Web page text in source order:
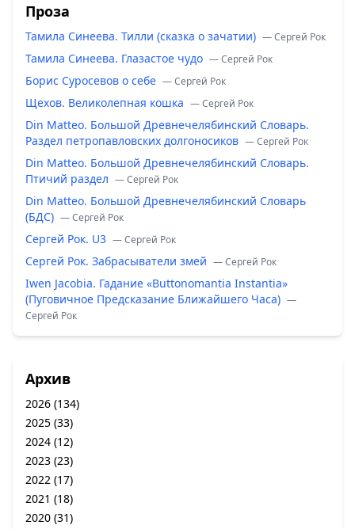
Проза
Тамила Синеева. Тилли (сказка о зачатии) — Сергей Рок
Тамила Синеева. Глазастое чудо — Сергей Рок
Борис Суросевов о себе — Сергей Рок
Щехов. Великолепная кошка — Сергей Рок
Din Matteo. Большой Древнечелябинский Словарь.
Раздел петропавловских долгоносиков — Сергей Рок
Din Matteo. Большой Древнечелябинский Словарь.
Птичий раздел — Сергей Рок
Din Matteo. Большой Древнечелябинский Словарь
(БДС) — Сергей Рок
Сергей Рок. U3 — Сергей Рок
Сергей Рок. Забрасыватели змей — Сергей Рок
Iwen Jacobia. Гадание «Buttonomantia Instantia»
(Пуговичное Предсказание Ближайшего Часа) —
Сергей Рок
Архив
2026 (134)
2025 (33)
2024 (12)
2023 (23)
2022 (17)
2021 (18)
2020 (31)